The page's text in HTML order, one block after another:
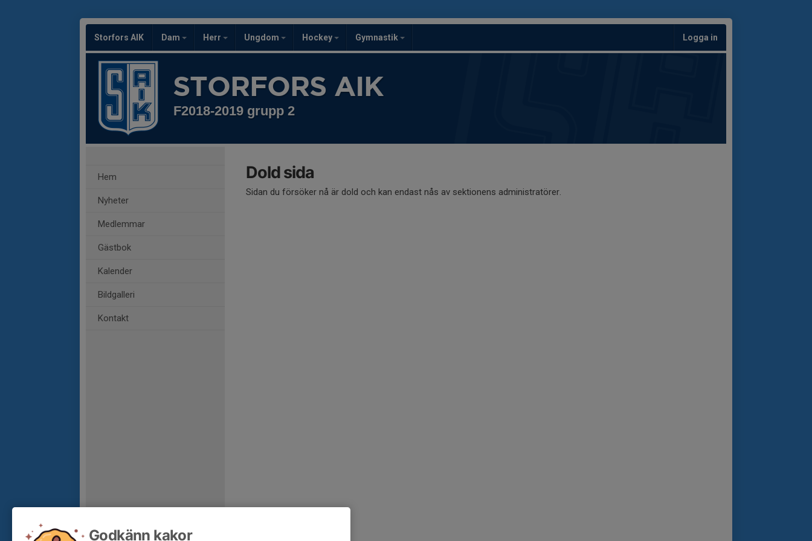
Storfors AIK Dam Herr Ungdom Hockey Gymnastik Logga in
STORFORS AIK
F2018-2019 grupp 2
Hem
Nyheter
Medlemmar
Gästbok
Kalender
Bildgalleri
Kontakt
Dold sida
Sidan du försöker nå är dold och kan endast nås av sektionens administratörer.
Godkänn kakor